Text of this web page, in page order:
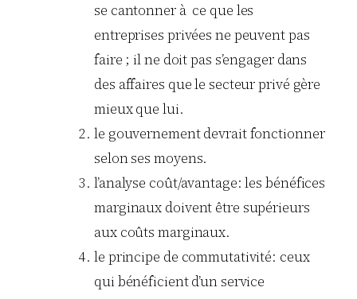
se cantonner à ce que les
entreprises privées ne peuvent pas
faire ; il ne doit pas s’engager dans
des affaires que le secteur privé gère
mieux que lui.
le gouvernement devrait fonctionner
selon ses moyens.
l’analyse coût/avantage: les bénéfices
marginaux doivent être supérieurs
aux coûts marginaux.
le principe de commutativité: ceux
qui bénéficient d’un service